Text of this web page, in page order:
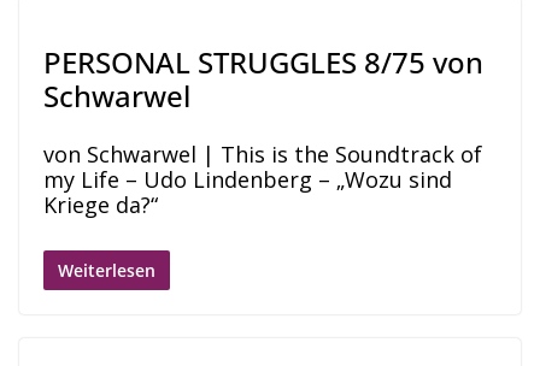
PERSONAL STRUGGLES 8/75 von
Schwarwel
von Schwarwel | This is the Soundtrack of
my Life – Udo Lindenberg – „Wozu sind
Kriege da?“
Weiterlesen